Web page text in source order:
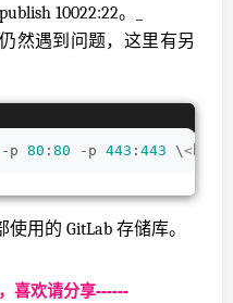
10022:22。_
然遇到问题，这里有另
-p 80 : 80 -p 443 : 443 \<
用的 GitLab 存储库。
喜欢请分享------